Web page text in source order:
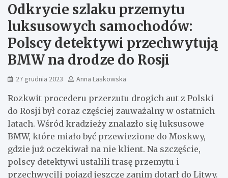
Odkrycie szlaku przemytu
luksusowych samochodów:
Polscy detektywi przechwytują
BMW na drodze do Rosji
27 grudnia 2023 Anna Laskowska
Rozkwit procederu przerzutu drogich aut z Polski
do Rosji był coraz częściej zauważalny w ostatnich
latach. Wśród kradzieży znalazło się luksusowe
BMW, które miało być przewiezione do Moskwy,
gdzie już oczekiwał na nie klient. Na szczęście,
polscy detektywi ustalili trasę przemytu i
przechwycili pojazd jeszcze zanim dotarł do Litwy.